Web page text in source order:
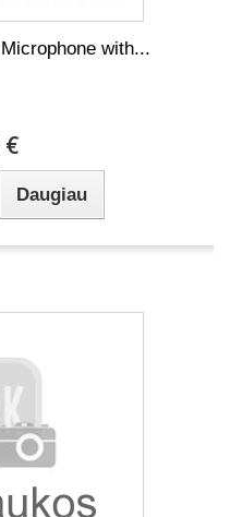
with...
€
Daugiau